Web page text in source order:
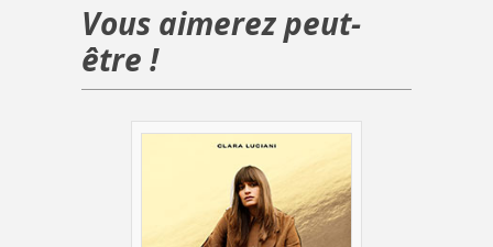
Vous aimerez peut-
être !